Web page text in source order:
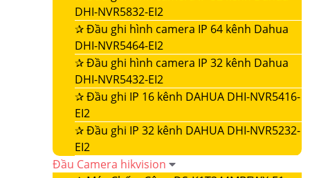
DHI-NVR5832-EI2
✰Đầu ghi hình camera IP 64 kênh Dahua
DHI-NVR5464-EI2
✰Đầu ghi hình camera IP 32 kênh Dahua
DHI-NVR5432-EI2
✰Đầu ghi IP 16 kênh DAHUA DHI-NVR5416-
EI2
✰Đầu ghi IP 32 kênh DAHUA DHI-NVR5232-
EI2
Đầu Camera hikvision